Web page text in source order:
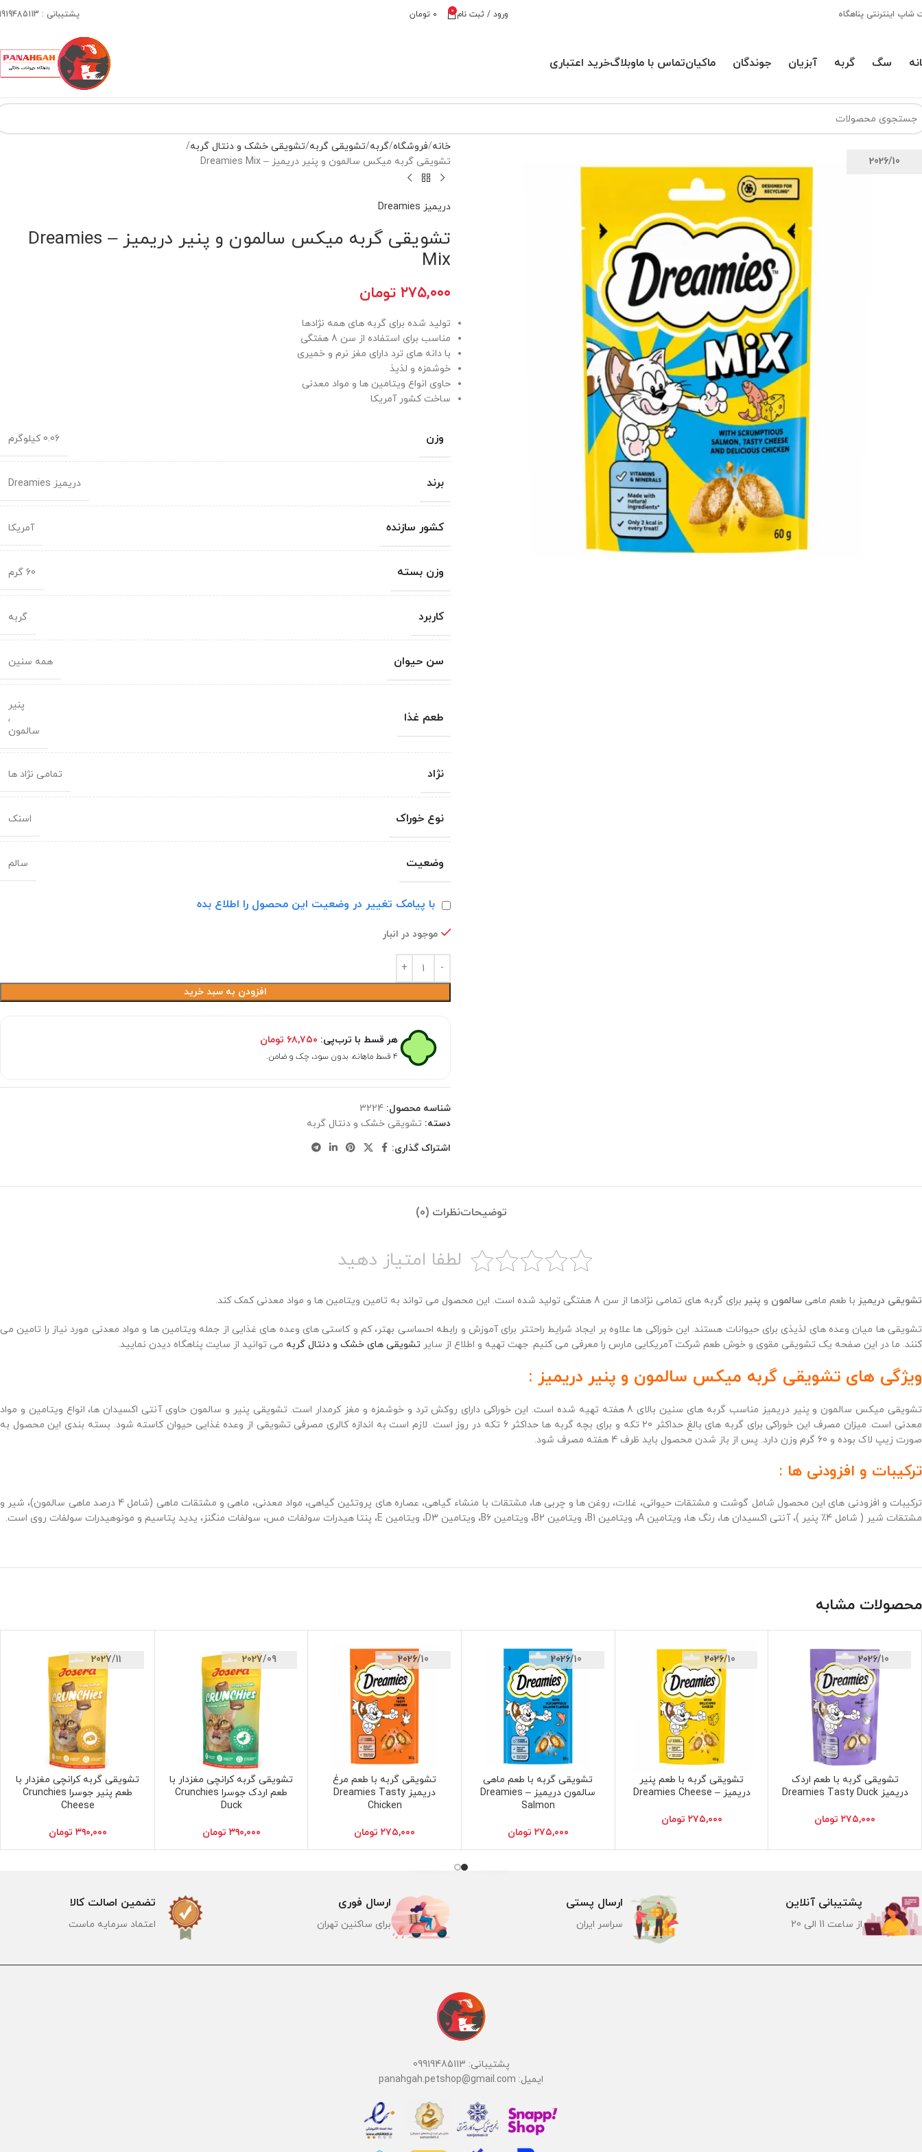
شاپ اینترنتی پناهگاه ورود / ثبت نام 0 ۰ تومان پشتیبانی : 09919485113
سگ گربه آبزیان جوندگان ماکیانتماس با ماوبلاگخرید اعتباری
2026/10
خانه فروشگاه گربه تشویقی گربه تشویقی خشک و دنتال گربه
تشویقی گربه میکس سالمون و پنیر دریمیز – Dreamies Mix
دریمیز Dreamies
تشویقی گربه میکس سالمون و پنیر دریمیز – Dreamies
Mix
۲۷۵,۰۰۰ تومان
تولید شده برای گربه های همه نژادها
مناسب برای استفاده از سن 8 هفتگی
با دانه های ترد دارای مغز نرم و خمیری
خوشمزه و لذیذ
حاوی انواع ویتامین ها و مواد معدنی
ساخت کشور آمریکا
وزن 0.06 کیلوگرم
برند دریمیز Dreamies
کشور سازنده آمریکا
وزن بسته 60 گرم
کاربرد گربه
سن حیوان همه سنین
طعم غذا
پنیر
,
سالمون
نژاد تمامی نژاد ها
نوع خوراک اسنک
وضعیت سالم
با پیامک تغییر در وضعیت این محصول را اطلاع بده
موجود در انبار
افزودن به سبد خرید
هر قسط با ترب‌پی: ۶۸,۷۵۰ تومان
۴ قسط ماهانه. بدون سود، چک و ضامن.
شناسه محصول: 3224
دسته: تشویقی خشک و دنتال گربه
اشتراک گذاری:
توضیحاتنظرات (0)
لطفا امتیاز دهید
تشویقی دریمیز با طعم ماهی سالمون و پنیر برای گربه های تمامی نژادها از سن 8 هفتگی تولید شده است. این محصول می تواند به تامین ویتامین ها و مواد معدنی کمک کند.
تشویقی ها میان وعده های لذیذی برای حیوانات هستند. این خوراکی ها علاوه بر ایجاد شرایط راحتتر برای آموزش و رابطه احساسی بهتر، کم و کاستی های وعده های غذایی از جمله ویتامین ها و مواد معدنی مورد نیاز را تامین می
کنند. ما در این صفحه یک تشویقی مقوی و خوش طعم شرکت آمریکایی مارس را معرفی می کنیم. جهت تهیه و اطلاع از سایر تشویقی های خشک و دنتال گربه می توانید از سایت پناهگاه دیدن نمایید.
ویژگی های تشویقی گربه میکس سالمون و پنیر دریمیز :
تشویقی میکس سالمون و پنیر دریمیز مناسب گربه های سنین بالای 8 هفته تهیه شده است. این خوراکی دارای روکش ترد و خوشمزه و مغز کرمدار است. تشویقی پنیر و سالمون حاوی آنتی اکسیدان ها، انواع ویتامین و مواد
معدنی است. میزان مصرف این خوراکی برای گربه های بالغ حداکثر 20 تکه و برای بچه گربه ها حداکثر 6 تکه در روز است. لازم است به اندازه کالری مصرفی تشویقی از وعده غذایی حیوان کاسته شود. بسته بندی این محصول به
صورت زیپ لاک بوده و 60 گرم وزن دارد. پس از باز شدن محصول باید ظرف 4 هفته مصرف شود.
ترکیبات و افزودنی ها :
ترکیبات و افزودنی های این محصول شامل گوشت و مشتقات حیوانی، غلات، روغن ها و چربی ها، مشتقات با منشاء گیاهی، عصاره های پروتئین گیاهی، مواد معدنی، ماهی و مشتقات ماهی (شامل 4 درصد ماهی سالمون)، شیر و
مشتقات شیر ( شامل 4٪ پنیر )، آنتی اکسیدان ها، رنگ ها، ویتامین A، ویتامین B1، ویتامین B2، ویتامین B6، ویتامین D3، ویتامین E، پنتا هیدرات سولفات مس، سولفات منگنز، یدید پتاسیم و مونوهیدرات سولفات روی است.
محصولات مشابه
2026/10
افزودن به سبد خرید
تشویقی گربه با طعم اردک
دریمیز Dreamies Tasty Duck
۲۷۵,۰۰۰ تومان
2026/10
افزودن به سبد خرید
تشویقی گربه با طعم پنیر
دریمیز – Dreamies Cheese
۲۷۵,۰۰۰ تومان
2026/10
افزودن به سبد خرید
تشویقی گربه با طعم ماهی
سالمون دریمیز – Dreamies
Salmon
۲۷۵,۰۰۰ تومان
2026/10
افزودن به سبد خرید
تشویقی گربه با طعم مرغ
دریمیز Dreamies Tasty
Chicken
۲۷۵,۰۰۰ تومان
2027/09
افزودن به سبد خرید
تشویقی گربه کرانچی مغزدار با
طعم اردک جوسرا Crunchies
Duck
۳۹۰,۰۰۰ تومان
2027/11
افزودن به سبد خرید
تشویقی گربه کرانچی مغزدار با
طعم پنیر جوسرا Crunchies
Cheese
۳۹۰,۰۰۰ تومان
تضمین اصالت کالا
اعتماد سرمایه ماست
ارسال فوری
برای ساکنین تهران
ارسال پستی
سراسر ایران
پشتیبانی آنلاین
از ساعت 11 الی 20
پشتیبانی: 09919485113
ایمیل: panahgah.petshop@gmail.com